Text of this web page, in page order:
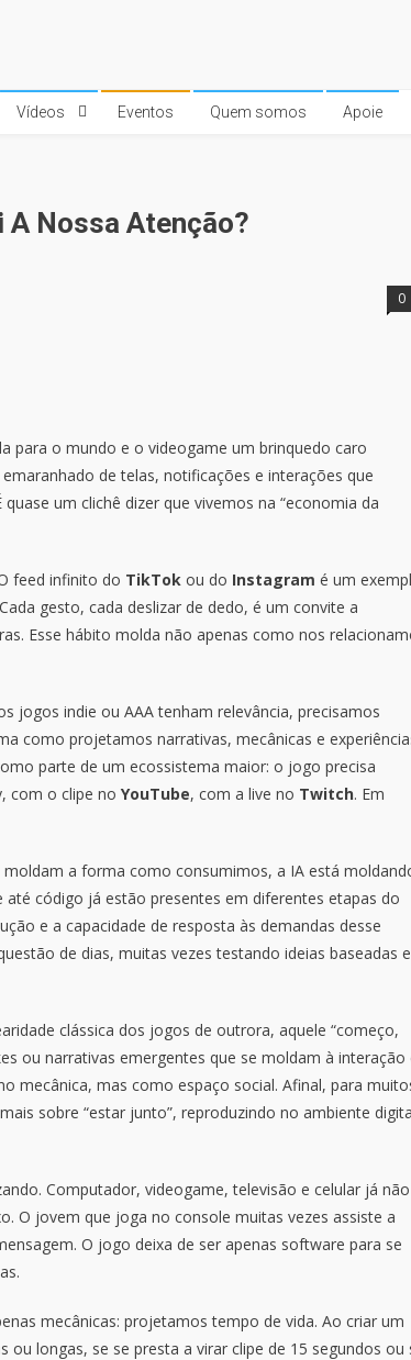
Vídeos Eventos Quem somos Apoie
A Nossa Atenção?
0
para o mundo e o videogame um brinquedo caro
de telas, notificações e interações que
um clichê dizer que vivemos na “economia da
feed infinito do TikTok ou do Instagram é um
gesto, cada deslizar de dedo, é um convite a
Esse hábito molda não apenas como nos
jogos indie ou AAA tenham relevância, precisamos
como projetamos narrativas, mecânicas e
parte de um ecossistema maior: o jogo precisa
com o clipe no YouTube, com a live no Twitch. Em
moldam a forma como consumimos, a IA está
código já estão presentes em diferentes etapas do
e a capacidade de resposta às demandas desse
de dias, muitas vezes testando ideias baseadas
clássica dos jogos de outrora, aquele “começo,
ou narrativas emergentes que se moldam à interação
mecânica, mas como espaço social. Afinal, para
sobre “estar junto”, reproduzindo no ambiente
Computador, videogame, televisão e celular já não
O jovem que joga no console muitas vezes assiste a
O jogo deixa de ser apenas software para se
mecânicas: projetamos tempo de vida. Ao criar um
longas, se se presta a virar clipe de 15 segundos ou